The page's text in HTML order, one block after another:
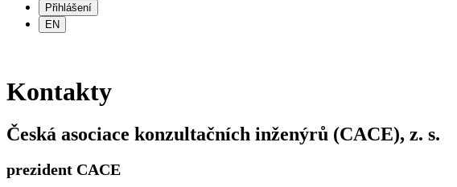
Přihlášení
EN
Kontakty
Česká asociace konzultačních inženýrů (CACE), z. s.
prezident CACE